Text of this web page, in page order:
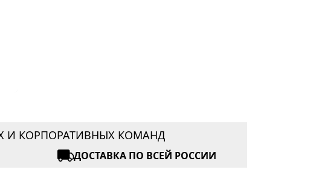
И КОРПОРАТИВНЫХ КОМАНД
ДОСТАВКА ПО ВСЕЙ РОССИИ